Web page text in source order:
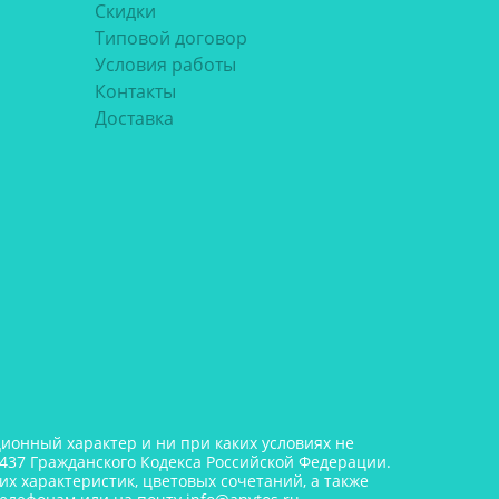
Скидки
Типовой договор
Условия работы
Контакты
Доставка
характер и ни при каких условиях не
Гражданского Кодекса Российской Федерации.
характеристик, цветовых сочетаний, а также